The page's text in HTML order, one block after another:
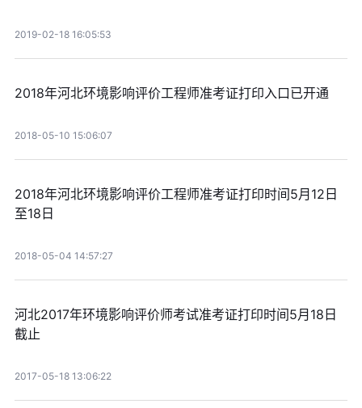
2019-02-18 16:05:53
2018年河北环境影响评价工程师准考证打印入口已开通
2018-05-10 15:06:07
2018年河北环境影响评价工程师准考证打印时间5月12日
至18日
2018-05-04 14:57:27
河北2017年环境影响评价师考试准考证打印时间5月18日
截止
2017-05-18 13:06:22